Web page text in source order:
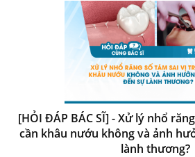
[HỎI ĐÁP BÁC SĨ] - Xử lý nhổ
cần khâu nướu không và ảnh
lành thương?